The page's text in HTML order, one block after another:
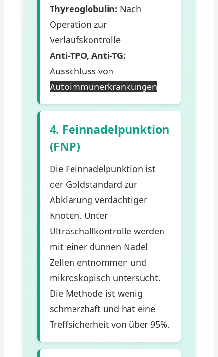
Thyreoglobulin: Nach
Operation zur
Verlaufskontrolle
Anti-TPO, Anti-TG:
Ausschluss von
Autoimmunerkrankungen
4. Feinnadelpunktion
(FNP)
Die Feinnadelpunktion ist
der Goldstandard zur
Abklärung verdächtiger
Knoten. Unter
Ultraschallkontrolle werden
mit einer dünnen Nadel
Zellen entnommen und
mikroskopisch untersucht.
Die Methode ist wenig
schmerzhaft und hat eine
Treffsicherheit von über 95%.